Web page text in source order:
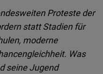
Proteste der
statt Stadien für
moderne
Was
seine Jugend